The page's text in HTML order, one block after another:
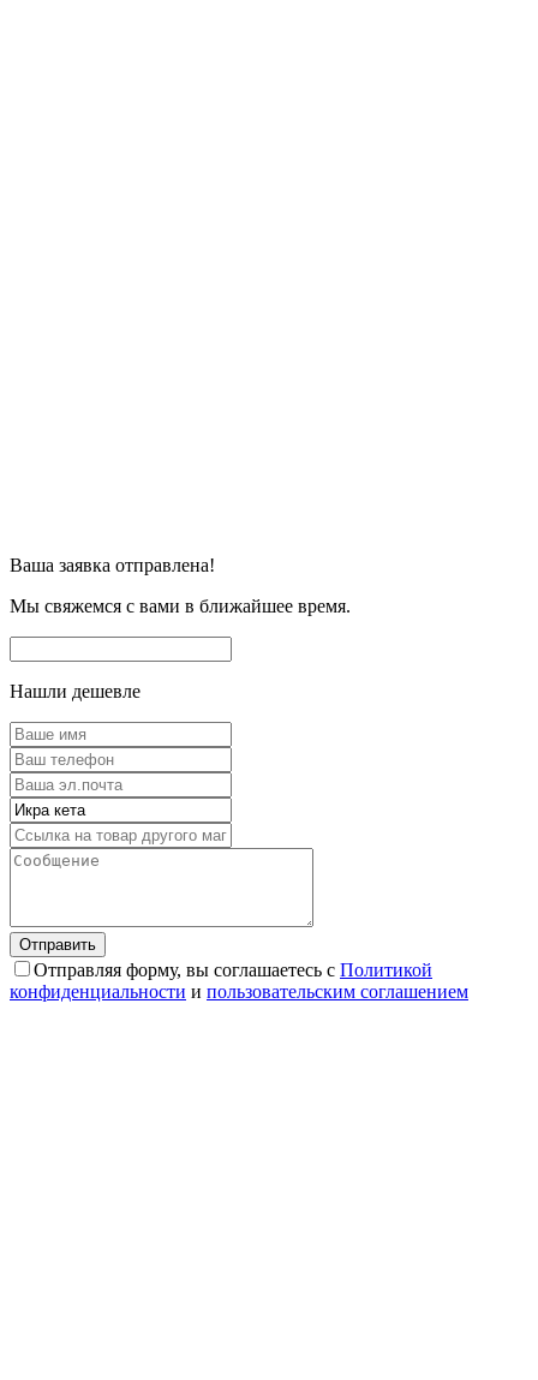
Ваша заявка отправлена!
Мы свяжемся с вами в ближайшее время.
Нашли дешевле
Отправляя форму, вы соглашаетесь с Политикой
конфиденциальности и пользовательским соглашением